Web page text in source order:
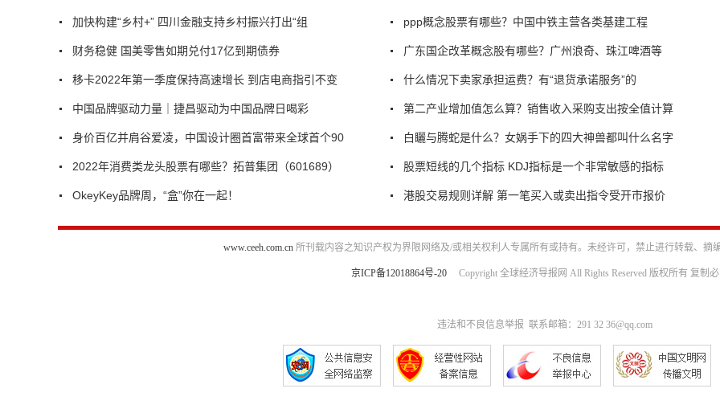
加快构建“乡村+” 四川金融支持乡村振兴打出“组
财务稳健 国美零售如期兑付17亿到期债券
移卡2022年第一季度保持高速增长 到店电商指引不变
中国品牌驱动力量｜捷昌驱动为中国品牌日喝彩
身价百亿并肩谷爱凌，中国设计圈首富带来全球首个90
2022年消费类龙头股票有哪些？拓普集团（601689）
OkeyKey品牌周，“盒”你在一起！
ppp概念股票有哪些？中国中铁主营各类基建工程
广东国企改革概念股有哪些？广州浪奇、珠江啤酒等
什么情况下卖家承担运费？有“退货承诺服务”的
第二产业增加值怎么算？销售收入采购支出按全值计算
白矖与腾蛇是什么？女娲手下的四大神兽都叫什么名字
股票短线的几个指标 KDJ指标是一个非常敏感的指标
港股交易规则详解 第一笔买入或卖出指令受开市报价
www.ceeh.com.cn所刊载内容之知识产权为界限网络及/或相关权利人专属所有或持有。未经许可，禁止进行转载、摘
京ICP备12018864号-20 Copyright 全球经济导报网 All Rights Reserved 版权所有 复制
违法和不良信息举报 联系邮箱：291 32 36@qq.com